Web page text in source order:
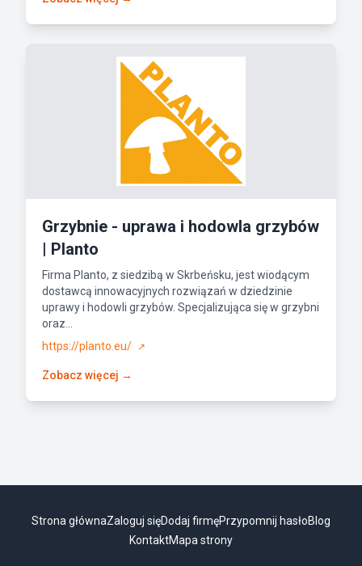
Grzybnie - uprawa i hodowla grzybów
| Planto
Firma Planto, z siedzibą w Skrbeńsku, jest wiodącym
dostawcą innowacyjnych rozwiązań w dziedzinie
uprawy i hodowli grzybów. Specjalizująca się w grzybni
oraz...
https://planto.eu/
↗
Zobacz więcej →
Strona głównaZaloguj sięDodaj firmęPrzypomnij hasłoBlog
KontaktMapa strony